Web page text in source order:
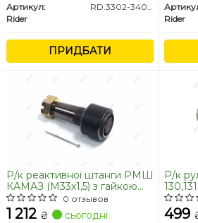
Артикул:
Rider
ПРИДБАТИ
Rider
Р/к реактивної штанги РМШ
КАМАЗ (М33х1,5) з гайкою
(RIDER)
0 отзывов
1 212 ₴ сьогодні
Р/к
499